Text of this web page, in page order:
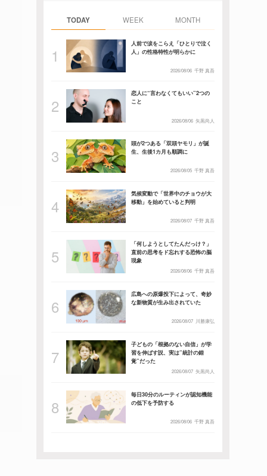
TODAY WEEK MONTH
人前で涙をこらえ「ひとりで泣く
人」の性格特性が明らかに
2026/08/06 千野 真吾
恋人に“言わなくてもいい”2つの
こと
2026/08/06 矢黒尚人
頭が2つある「双頭ヤモリ」が誕
生、生後1カ月も順調に
2026/08/05 千野 真吾
気候変動で「世界中のチョウが大
移動」を始めていると判明
2026/08/07 千野 真吾
「何しようとしてたんだっけ？」
直前の思考をド忘れする恐怖の脳
現象
2026/08/06 千野 真吾
広島への原爆投下によって、奇妙
な新物質が生み出されていた
2026/08/07 川勝康弘
子どもの「根拠のない自信」が学
習を伸ばす説、実は”統計の錯
覚”だった
2026/08/07 矢黒尚人
毎日30分のルーティンが認知機能
の低下を予防する
2026/08/06 千野 真吾